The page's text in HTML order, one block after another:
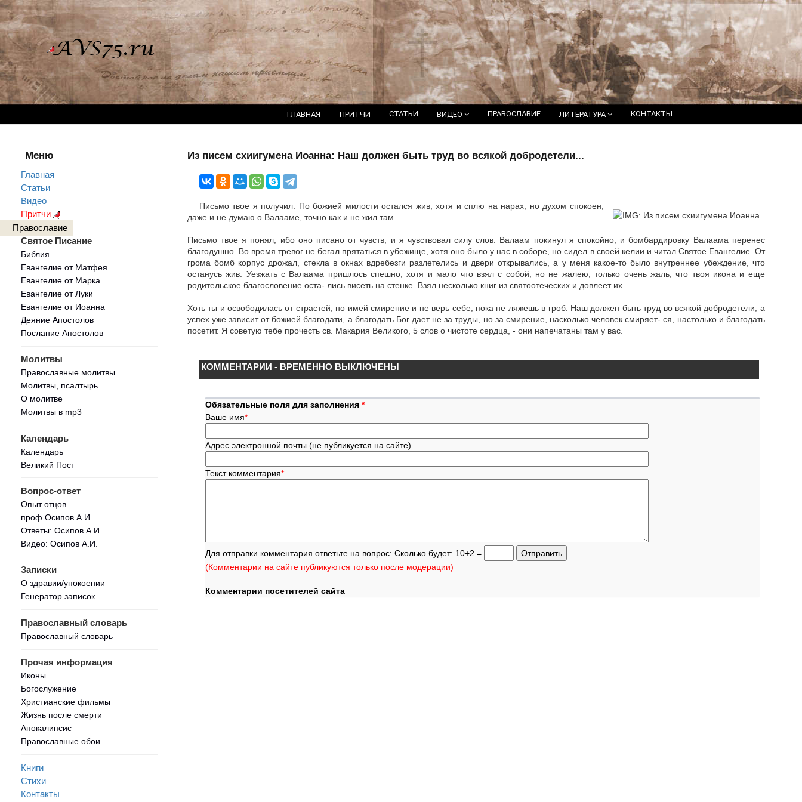
ГЛАВНАЯ ПРИТЧИ СТАТЬИ ВИДЕО ПРАВОСЛАВИЕ ЛИТЕРАТУРА КОНТАКТЫ
Меню
Главная
Статьи
Видео
Притчи
Православие
Святое Писание
Библия
Евангелие от Матфея
Евангелие от Марка
Евангелие от Луки
Евангелие от Иоанна
Деяние Апостолов
Послание Апостолов
Молитвы
Православные молитвы
Молитвы, псалтырь
О молитве
Молитвы в mp3
Календарь
Календарь
Великий Пост
Вопрос-ответ
Опыт отцов
проф.Осипов А.И.
Ответы: Осипов А.И.
Видео: Осипов А.И.
Записки
О здравии/упокоении
Генератор записок
Православный словарь
Православный словарь
Прочая информация
Иконы
Богослужение
Христианские фильмы
Жизнь после смерти
Апокалипсис
Православные обои
Книги
Стихи
Контакты
Из писем схиигумена Иоанна: Наш должен быть труд во всякой добродетели...
Письмо твое я получил. По божией милости остался жив, хотя и сплю на нарах, но духом спокоен,
даже и не думаю о Валааме, точно как и не жил там.
Письмо твое я понял, ибо оно писано от чувств, и я чувствовал силу слов. Валаам покинул я спокойно, и бомбардировку Валаама перенес
благодушно. Во время тревог не бегал прятаться в убежище, хотя оно было у нас в соборе, но сидел в своей келии и читал Святое Евангелие. От
грома бомб корпус дрожал, стекла в окнах вдребезги разлетелись и двери открывались, а у меня какое-то было внутреннее убеждение, что
останусь жив. Уезжать с Валаама пришлось спешно, хотя и мало что взял с собой, но не жалею, только очень жаль, что твоя икона и еще
родительское благословение оста- лись висеть на стенке. Взял несколько книг из святоотеческих и довлеет их.
Хоть ты и освободилась от страстей, но имей смирение и не верь себе, пока не ляжешь в гроб. Наш должен быть труд во всякой добродетели, а
успех уже зависит от божией благодати, а благодать Бог дает не за труды, но за смирение, насколько человек смиряет- ся, настолько и благодать
посетит. Я советую тебе прочесть св. Макария Великого, 5 слов о чистоте сердца, - они напечатаны там у вас.
КОММЕНТАРИИ - ВРЕМЕННО ВЫКЛЮЧЕНЫ
Обязательные поля для заполнения *
Ваше имя*
Адрес электронной почты (не публикуется на сайте)
Текст комментария*
Для отправки комментария ответьте на вопрос: Сколько будет: 10+2 =
(Комментарии на сайте публикуются только после модерации)
Комментарии посетителей сайта